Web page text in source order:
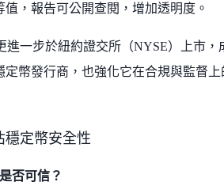
，報告可公開查閱，增加透明度。
進一步於紐約證交所（NYSE）上市，
定幣發行商，也強化它在合規與監督上
穩定幣安全性
否可信？